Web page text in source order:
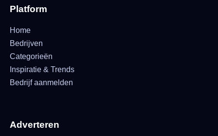
Platform
Home
Bedrijven
Categorieën
Inspiratie & Trends
Bedrijf aanmelden
Adverteren